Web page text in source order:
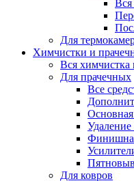
Для
Химчистки и
Вся химчистка
Для прачечных
Все
Удаление
Для ковров